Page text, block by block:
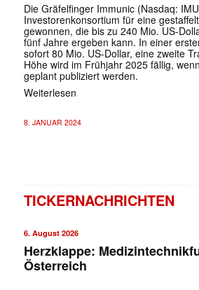
Die Gräfelfinger Immunic (Nasdaq:
Investorenkonsortium für eine
gewonnen, die bis zu 240 Mio. US-
fünf Jahre ergeben kann. In einer
sofort 80 Mio. US-Dollar, eine zweite
Höhe wird im Frühjahr 2025 fällig,
geplant publiziert werden.
Weiterlesen
8. JANUAR 2024
TICKERNACHRICHTEN
6. August 2026
Herzklappe:
Österreich